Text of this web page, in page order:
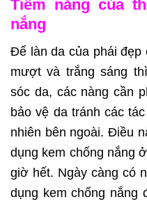
Tiềm năng của
nắng
Để làn da của phái đẹp
mượt và trắng sáng
sóc da, các nàng cần
bảo vệ da tránh các
nhiên bên ngoài. Điều
dụng kem chống nắng
giờ hết. Ngày càng có
dụng kem chống nắng